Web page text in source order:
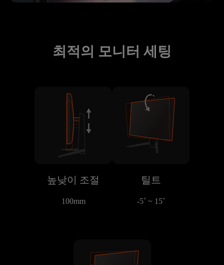
최적의 모니터 세팅
높낮이 조절
100mm
틸트
-5˚ ~ 15˚